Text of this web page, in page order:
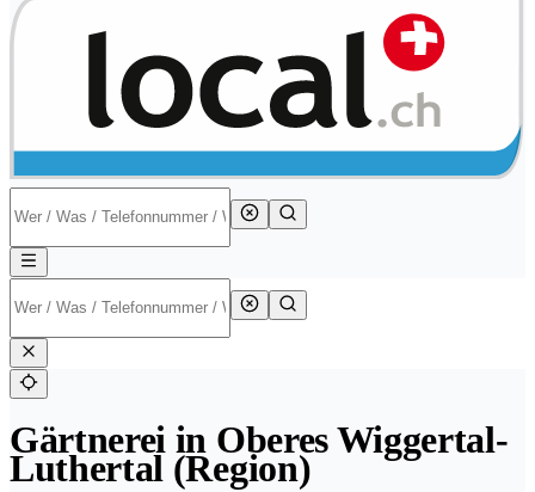
Gärtnerei in Oberes Wiggertal-
Luthertal (Region)